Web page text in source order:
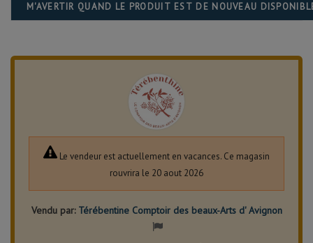
M'AVERTIR QUAND LE PRODUIT EST DE NOUVEAU
Le vendeur est actuellement en vacances. Ce magasin
rouvrira le 20 aout 2026
Vendu par: Térébentine Comptoir des beaux-Arts d' Avignon